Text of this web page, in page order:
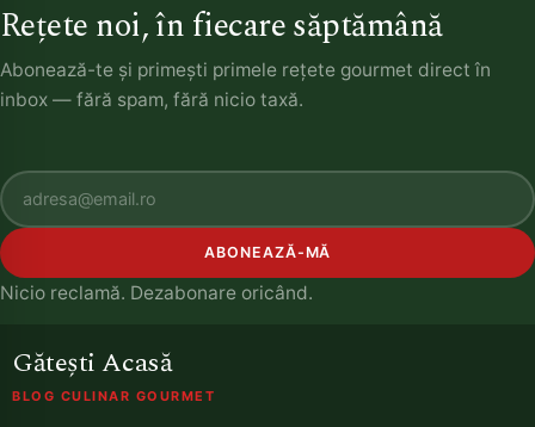
Rețete noi, în fiecare săptămână
Abonează-te și primești primele rețete gourmet direct în
inbox — fără spam, fără nicio taxă.
ABONEAZĂ-MĂ
Nicio reclamă. Dezabonare oricând.
Gătești Acasă
BLOG CULINAR GOURMET